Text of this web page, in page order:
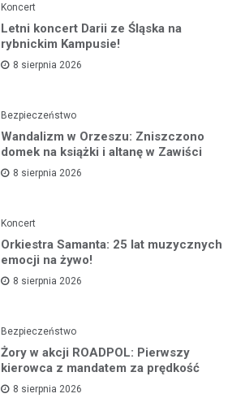
Koncert
Letni koncert Darii ze Śląska na
rybnickim Kampusie!
8 sierpnia 2026
Bezpieczeństwo
Wandalizm w Orzeszu: Zniszczono
domek na książki i altanę w Zawiści
8 sierpnia 2026
Koncert
Orkiestra Samanta: 25 lat muzycznych
emocji na żywo!
8 sierpnia 2026
Bezpieczeństwo
Żory w akcji ROADPOL: Pierwszy
kierowca z mandatem za prędkość
8 sierpnia 2026